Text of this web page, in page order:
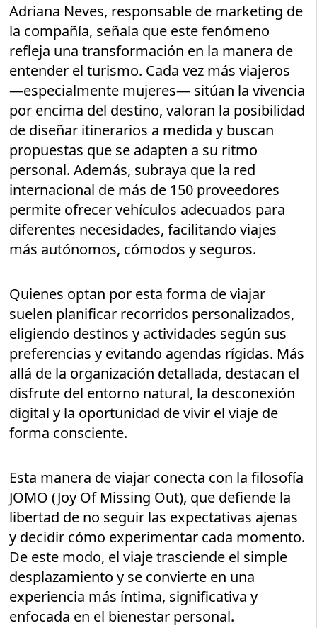
Adriana Neves, responsable de marketing de
la compañía, señala que este fenómeno
refleja una transformación en la manera de
entender el turismo. Cada vez más viajeros
—especialmente mujeres— sitúan la vivencia
por encima del destino, valoran la posibilidad
de diseñar itinerarios a medida y buscan
propuestas que se adapten a su ritmo
personal. Además, subraya que la red
internacional de más de 150 proveedores
permite ofrecer vehículos adecuados para
diferentes necesidades, facilitando viajes
más autónomos, cómodos y seguros.
Quienes optan por esta forma de viajar
suelen planificar recorridos personalizados,
eligiendo destinos y actividades según sus
preferencias y evitando agendas rígidas. Más
allá de la organización detallada, destacan el
disfrute del entorno natural, la desconexión
digital y la oportunidad de vivir el viaje de
forma consciente.
Esta manera de viajar conecta con la filosofía
JOMO (Joy Of Missing Out), que defiende la
libertad de no seguir las expectativas ajenas
y decidir cómo experimentar cada momento.
De este modo, el viaje trasciende el simple
desplazamiento y se convierte en una
experiencia más íntima, significativa y
enfocada en el bienestar personal.